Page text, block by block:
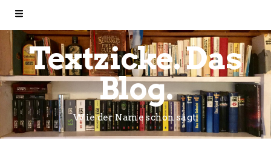
Textzicke. Das
Blog.
Wie der Name schon sagt.